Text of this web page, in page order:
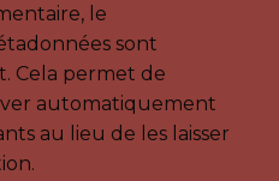
le
sont
Cela permet de
automatiquement
au lieu de les laisser